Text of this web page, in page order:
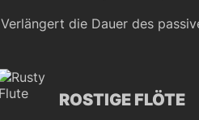
Verlängert die Dauer des
ROSTIGE FLÖTE